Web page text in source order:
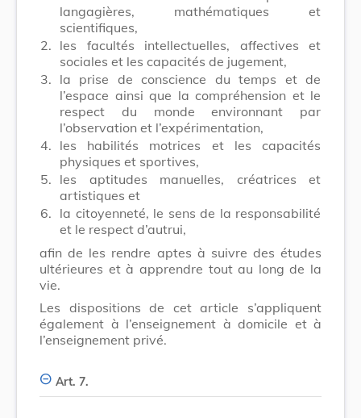
langagières, mathématiques et
scientifiques,
2. les facultés intellectuelles, affectives et
sociales et les capacités de jugement,
3. la prise de conscience du temps et de
l’espace ainsi que la compréhension et le
respect du monde environnant par
l’observation et l’expérimentation,
4. les habilités motrices et les capacités
physiques et sportives,
5. les aptitudes manuelles, créatrices et
artistiques et
6. la citoyenneté, le sens de la responsabilité
et le respect d’autrui,
afin de les rendre aptes à suivre des études
ultérieures et à apprendre tout au long de la
vie.
Les dispositions de cet article s’appliquent
également à l’enseignement à domicile et à
l’enseignement privé.
Art. 7.